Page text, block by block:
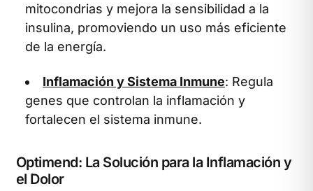
mitocondrias y mejora la sensibilidad a la
insulina, promoviendo un uso más eficiente
de la energía.
Inflamación y Sistema Inmune: Regula
genes que controlan la inflamación y
fortalecen el sistema inmune.
Optimend: La Solución para la Inflamación y
el Dolor